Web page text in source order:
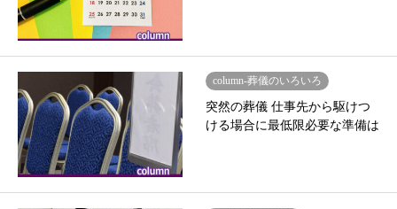
column-葬儀のいろいろ
突然の葬儀 仕事先から駆けつ
ける場合に最低限必要な準備は